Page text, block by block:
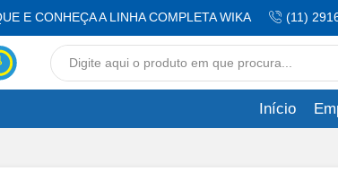
E CONHEÇA A LINHA COMPLETA WIKA (11)
Início